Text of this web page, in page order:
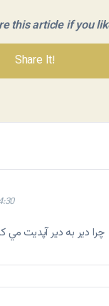
this article if you
Share It!
چرا دير به دير آپديت